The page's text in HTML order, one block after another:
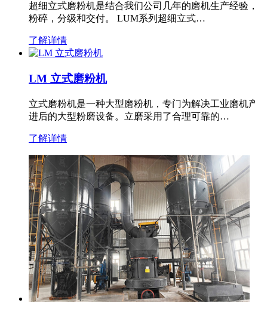
超细立式磨粉机是结合我们公司几年的磨机生产经
粉碎，分级和交付。 LUM系列超细立式…
了解详情
LM 立式磨粉机
立式磨粉机是一种大型磨粉机，专门为解决工业磨
进后的大型粉磨设备。立磨采用了合理可靠的…
了解详情